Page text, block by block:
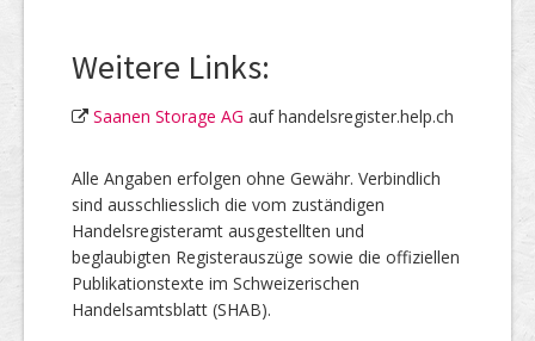
Weitere Links:
Saanen Storage AG auf handelsregister.help.ch
Alle Angaben erfolgen ohne Gewähr. Verbindlich
sind ausschliesslich die vom zuständigen
Handelsregisteramt ausgestellten und
beglaubigten Registerauszüge sowie die offiziellen
Publikationstexte im Schweizerischen
Handelsamtsblatt (SHAB).